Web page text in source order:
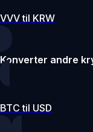
VVV til KRW
Konverter andre
BTC til USD